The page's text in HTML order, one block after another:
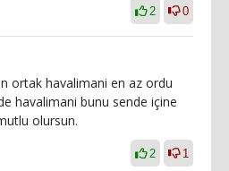
2 0
ortak havalimani en az ordu
havalimani bunu sende içine
olursun.
2 1